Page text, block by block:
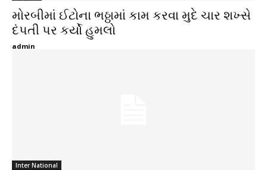
મોરબીમાં ઈટોના ભઠ્ઠામાં કામ કરવા મુદે ચાર શખ્સે
દંપતી પર કર્યો હુમલો
admin
Inter National